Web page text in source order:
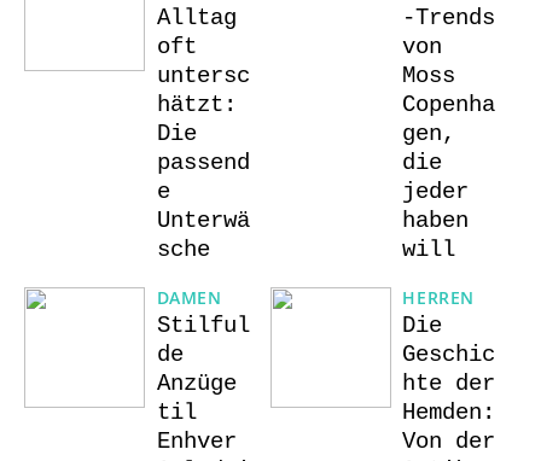
Alltag
oft
untersc
hätzt:
Die
passend
e
Unterwä
sche
DAMEN
Stilful
de
Anzüge
til
Enhver
-Trends
von
Moss
Copenha
gen,
die
jeder
haben
will
HERREN
Die
Geschic
hte der
Hemden:
Von der